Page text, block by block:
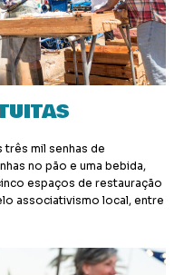
mil senhas de
no pão e uma bebida,
espaços de restauração
associativismo local, entre